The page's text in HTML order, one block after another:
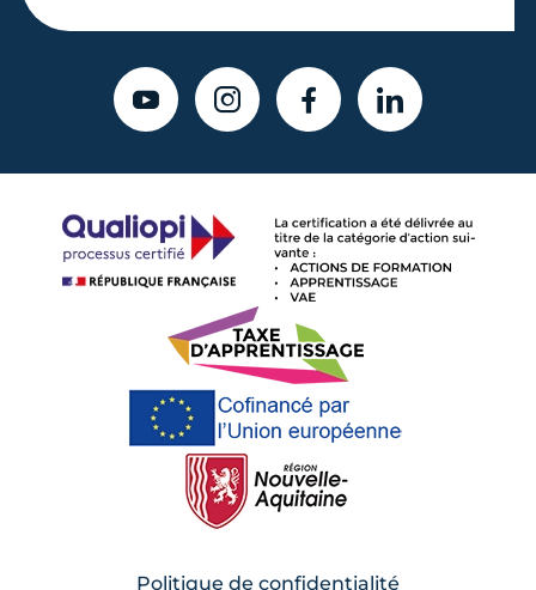
YOUTUBEINSTAGRAMFACEBOOKLINKEDIN
Politique de confidentialité